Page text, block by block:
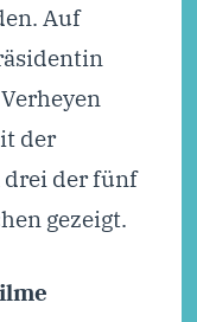
Auf
der
der fünf
gezeigt.